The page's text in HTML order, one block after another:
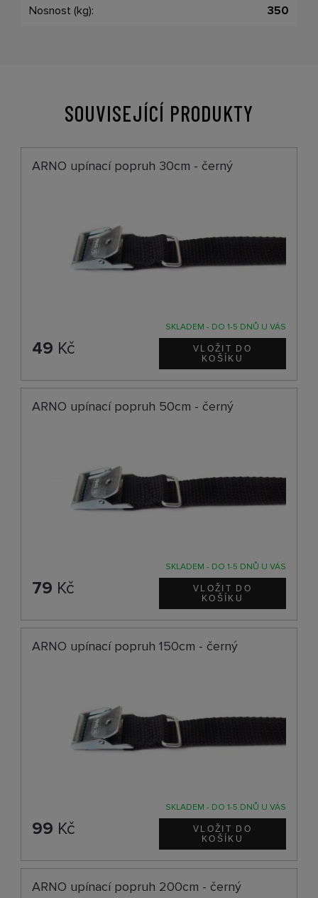
Nosnost (kg): 350
SOUVISEJÍCÍ PRODUKTY
ARNO upínací popruh 30cm - černý
SKLADEM - DO 1-5 DNŮ U VÁS
49 Kč
ARNO upínací popruh 50cm - černý
SKLADEM - DO 1-5 DNŮ U VÁS
79 Kč
ARNO upínací popruh 150cm - černý
SKLADEM - DO 1-5 DNŮ U VÁS
99 Kč
ARNO upínací popruh 200cm - černý